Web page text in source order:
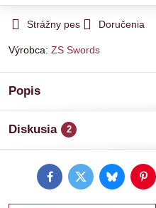
Strážny pes Doručenia
Výrobca: ZS Swords
Popis
Diskusia 2
FacebookTwitterBluesky